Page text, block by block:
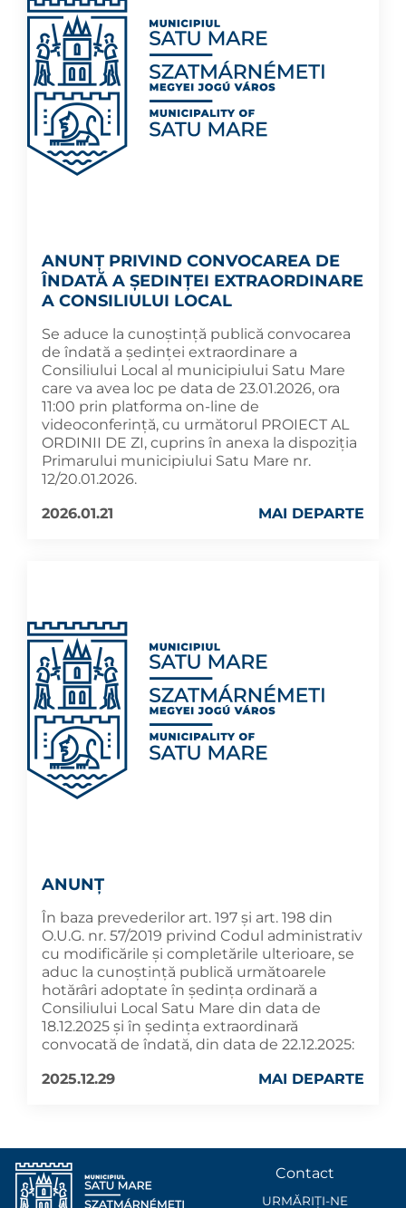
ANUNȚ PRIVIND CONVOCAREA DE
ÎNDATĂ A ȘEDINȚEI EXTRAORDINARE
A CONSILIULUI LOCAL
Se aduce la cunoștință publică convocarea
de îndată a ședinței extraordinare a
Consiliului Local al municipiului Satu Mare
care va avea loc pe data de 23.01.2026, ora
11:00 prin platforma on-line de
videoconferință, cu următorul PROIECT AL
ORDINII DE ZI, cuprins în anexa la dispoziția
Primarului municipiului Satu Mare nr.
12/20.01.2026.
2026.01.21
MAI DEPARTE
ANUNȚ
În baza prevederilor art. 197 și art. 198 din
O.U.G. nr. 57/2019 privind Codul administrativ
cu modificările și completările ulterioare, se
aduc la cunoştinţă publică următoarele
hotărâri adoptate în şedința ordinară a
Consiliului Local Satu Mare din data de
18.12.2025 și în ședința extraordinară
convocată de îndată, din data de 22.12.2025:
2025.12.29
MAI DEPARTE
Contact
URMĂRIȚI-NE